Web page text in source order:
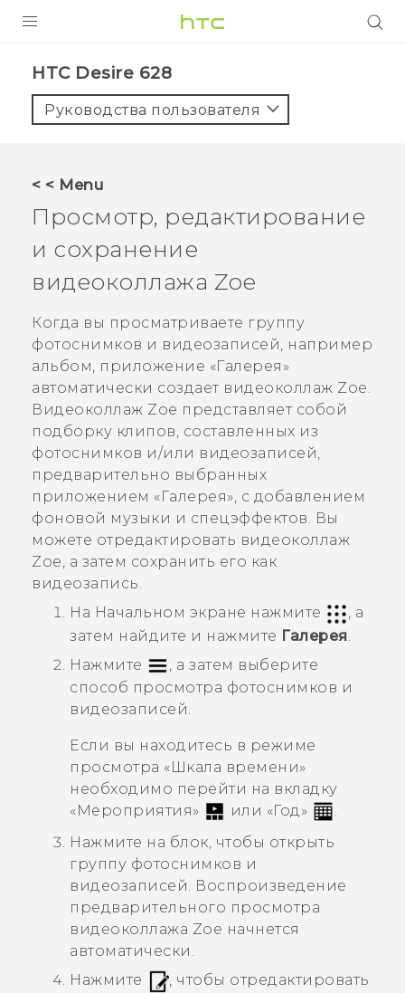
5G
VIVERSE
ПОДДЕРЖКА
HTC Desire 628‎
Руководства пользователя
< < Menu
Просмотр, редактирование
и сохранение
видеоколлажа Zoe
Когда вы просматриваете группу
фотоснимков и видеозаписей, например
альбом, приложение «Галерея »
автоматически создает видеоколлаж Zoe.
Видеоколлаж Zoe представляет собой
подборку клипов, составленных из
фотоснимков и/или видеозаписей,
предварительно выбранных
приложением « Галерея», с добавлением
фоновой музыки и спецэффектов. Вы
можете отредактировать видеоколлаж
Zoe, а затем сохранить его как
видеозапись.
На Начальном экране нажмите
, а
затем найдите и нажмите Галерея
Нажмите
, а затем выберите
способ просмотра фотоснимков и
видеозаписей.
Если вы находитесь в режиме
просмотра «Шкала времени»
необходимо перейти на вкладку
«Мероприятия» или «Год»
.
Нажмите на блок, чтобы открыть
группу фотоснимков и
видеозаписей. Воспроизведение
предварительного просмотра
видеоколлажа Zoe начнется
автоматически.
Нажмите
, чтобы отредактировать